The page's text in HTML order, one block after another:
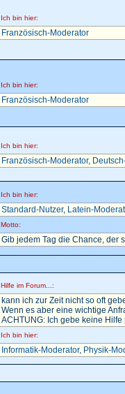
Ich bin hier:
Französisch-Moderator
Ich bin hier:
Französisch-Moderator
Ich bin hier:
Französisch-Moderator,
Ich bin hier:
Standard-Nutzer, Latein-
Motto:
Gib jedem Tag die Chance, der
Hilfe im Forum...:
kann ich zur Zeit nicht so oft
Wenn es aber eine wichtige
ACHTUNG: Ich gebe keine
Ich bin hier:
Informatik-Moderator, Physik-